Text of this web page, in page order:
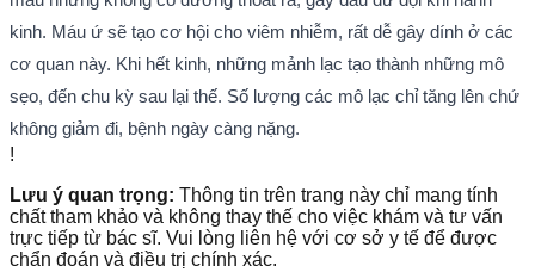
kinh. Máu ứ sẽ tạo cơ hội cho viêm nhiễm, rất dễ gây dính ở các
cơ quan này. Khi hết kinh, những mảnh lạc tạo thành những mô
sẹo, đến chu kỳ sau lại thế. Số lượng các mô lạc chỉ tăng lên chứ
không giảm đi, bệnh ngày càng nặng.
!
Lưu ý quan trọng: Thông tin trên trang này chỉ mang tính
chất tham khảo và không thay thế cho việc khám và tư vấn
trực tiếp từ bác sĩ. Vui lòng liên hệ với cơ sở y tế để được
chẩn đoán và điều trị chính xác.